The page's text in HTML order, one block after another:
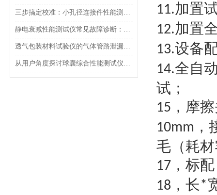
三步搞定校准：小孔径连接件性能测试仪的每日开机自检流程详解
静电衰减性能测试仪常见故障诊断：充电不稳定与电位漂移排查
透气包装材料试验仪的气体管路泄漏防护与废气排放系统详解
从用户角度探讨球囊综合性能测试仪的故障问题
11.加置
12.加置
13.设备
14.全自
试 ；
15 ，摩
10mm
毛（耗
17 ，标
18 ，长*